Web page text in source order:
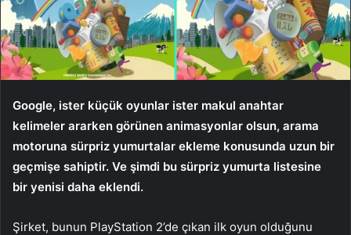
Google, ister küçük oyunlar ister makul anahtar
kelimeler ararken görünen animasyonlar olsun, arama
motoruna sürpriz yumurtalar ekleme konusunda uzun bir
geçmişe sahiptir. Ve şimdi bu sürpriz yumurta listesine
bir yenisi daha eklendi.
Şirket, bunun PlayStation 2’de çıkan ilk oyun olduğunu